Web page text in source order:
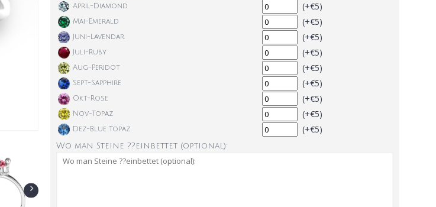
April-Diamond (+€5)
Mai-Emerald (+€5)
Juni-Lavendar (+€5)
Juli-Ruby (+€5)
Aug-Peridot (+€5)
Sept-Sapphire (+€5)
Okt-Rose (+€5)
Nov-Topaz (+€5)
Dez-Blue Topaz (+€5)
Wo man Steine ??einbettet (optional):